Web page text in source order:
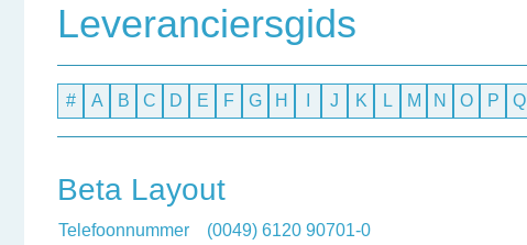
Leveranciersgids
# A B C D E F G H J K L M N O P Q
Beta Layout
Telefoonnummer
(0049) 6120 90701-0